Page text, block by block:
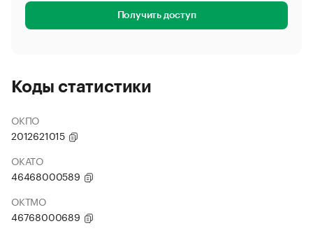
Получить доступ
Коды статистики
ОКПО
2012621015
ОКАТО
46468000589
ОКТМО
46768000689